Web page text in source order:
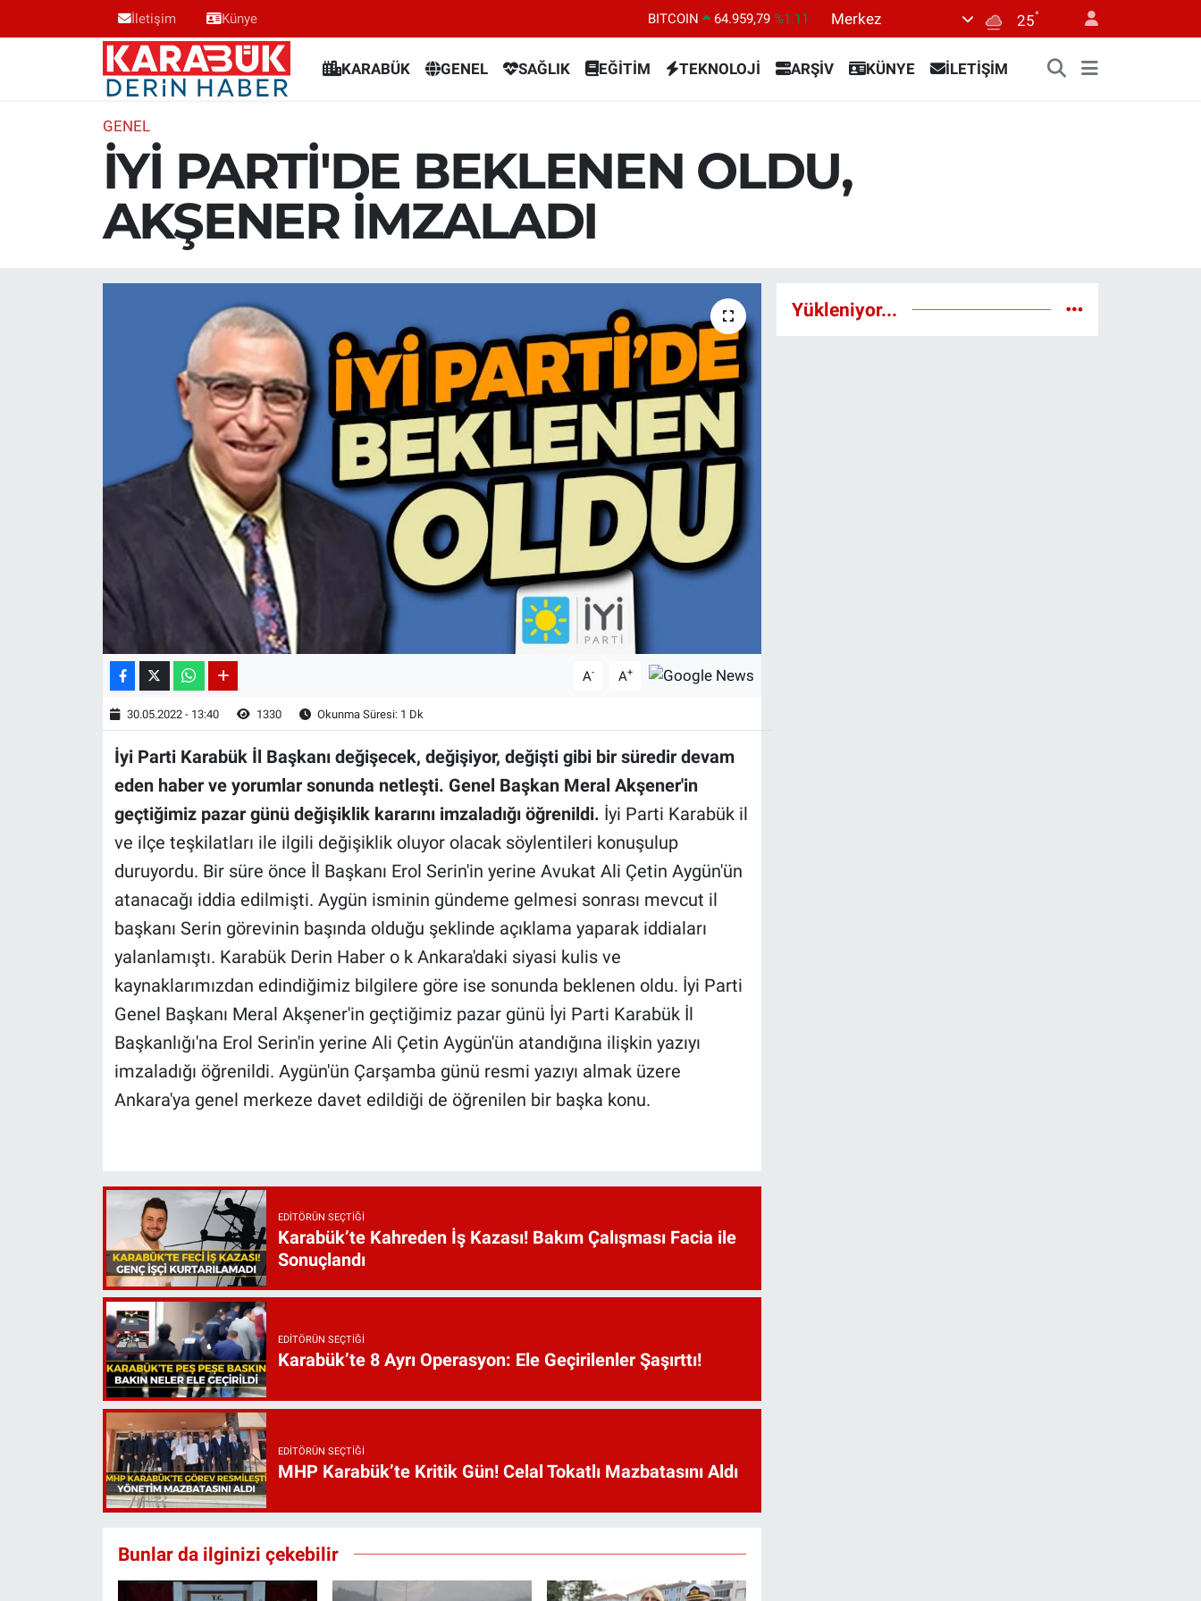
İletişim Künye BITCOIN 64.959,79 %1.11
BİST100
13.779 %-14
Merkez 25°
KARABÜK GENEL SAĞLIK EĞİTİM TEKNOLOJİ ARŞİV KÜNYE İLETİŞİM
GENEL
İYİ PARTİ'DE BEKLENEN OLDU,
AKŞENER İMZALADI
A- A+
30.05.2022 - 13:40 1330 Okunma Süresi: 1 Dk
İyi Parti Karabük İl Başkanı değişecek, değişiyor, değişti gibi bir süredir devam
eden haber ve yorumlar sonunda netleşti. Genel Başkan Meral Akşener'in
geçtiğimiz pazar günü değişiklik kararını imzaladığı öğrenildi. İyi Parti Karabük il
ve ilçe teşkilatları ile ilgili değişiklik oluyor olacak söylentileri konuşulup
duruyordu. Bir süre önce İl Başkanı Erol Serin'in yerine Avukat Ali Çetin Aygün'ün
atanacağı iddia edilmişti. Aygün isminin gündeme gelmesi sonrası mevcut il
başkanı Serin görevinin başında olduğu şeklinde açıklama yaparak iddiaları
yalanlamıştı. Karabük Derin Haber o k Ankara'daki siyasi kulis ve
kaynaklarımızdan edindiğimiz bilgilere göre ise sonunda beklenen oldu. İyi Parti
Genel Başkanı Meral Akşener'in geçtiğimiz pazar günü İyi Parti Karabük İl
Başkanlığı'na Erol Serin'in yerine Ali Çetin Aygün'ün atandığına ilişkin yazıyı
imzaladığı öğrenildi. Aygün'ün Çarşamba günü resmi yazıyı almak üzere
Ankara'ya genel merkeze davet edildiği de öğrenilen bir başka konu.
EDITÖRÜN SEÇTIĞI
Karabük’te Kahreden İş Kazası! Bakım Çalışması Facia ile
Sonuçlandı
EDITÖRÜN SEÇTIĞI
Karabük’te 8 Ayrı Operasyon: Ele Geçirilenler Şaşırttı!
EDITÖRÜN SEÇTIĞI
MHP Karabük’te Kritik Gün! Celal Tokatlı Mazbatasını Aldı
Bunlar da ilginizi çekebilir
Yükleniyor...
Karabük Nöbetçi Eczaneler
Karabük Trafik Yoğunluk Haritası
Süper Lig Puan Durumu ve Fikstür